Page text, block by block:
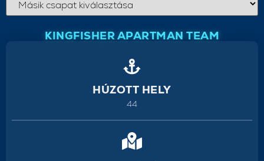
KINGFISHER APARTMAN TEAM
HÚZOTT HELY
44